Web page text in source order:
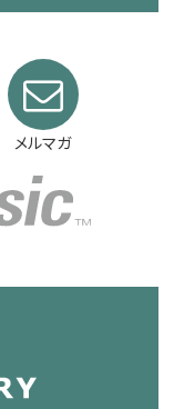
メルマガ